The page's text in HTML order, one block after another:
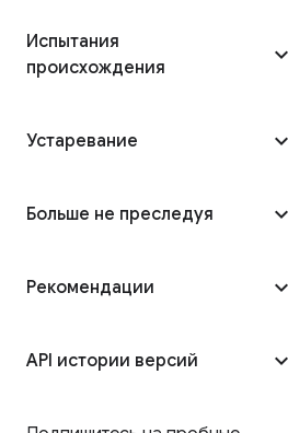
Испытания
происхождения
Устаревание
Больше не преследуя
Рекомендации
API истории версий